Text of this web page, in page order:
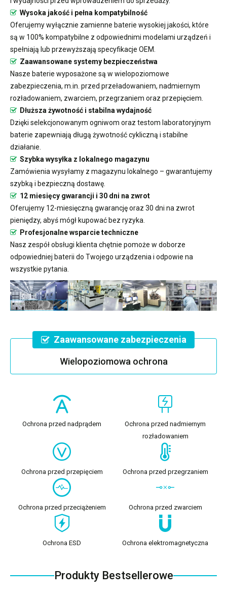
Wysoka jakość i pełna kompatybilność
Oferujemy wyłącznie zamienne baterie wysokiej jakości, które
są w 100% kompatybilne z odpowiednimi modelami urządzeń i
spełniają lub przewyższają specyfikacje OEM.
Zaawansowane systemy bezpieczeństwa
Nasze baterie wyposażone są w wielopoziomowe
zabezpieczenia, m.in. przed przeładowaniem, nadmiernym
rozładowaniem, zwarciem, przegrzaniem oraz przepięciem.
Dłuższa żywotność i stabilna wydajność
Dzięki selekcjonowanym ogniwom oraz testom laboratoryjnym
baterie zapewniają długą żywotność cykliczną i stabilne
działanie.
Szybka wysyłka z lokalnego magazynu
Zamówienia wysyłamy z magazynu lokalnego – gwarantujemy
szybką i bezpieczną dostawę.
12 miesięcy gwarancji i 30 dni na zwrot
Oferujemy 12-miesięczną gwarancję oraz 30 dni na zwrot
pieniędzy, abyś mógł kupować bez ryzyka.
Profesjonalne wsparcie techniczne
Nasz zespół obsługi klienta chętnie pomoże w doborze
odpowiedniej baterii do Twojego urządzenia i odpowie na
wszystkie pytania.
Zaawansowane zabezpieczenia
Wielopoziomowa ochrona
Ochrona przed nadprądem
Ochrona przed nadmiernym
rozładowaniem
Ochrona przed przepięciem Ochrona przed przegrzaniem
Ochrona przed przeciążeniem Ochrona przed zwarciem
Ochrona ESD Ochrona elektromagnetyczna
Produkty Bestsellerowe